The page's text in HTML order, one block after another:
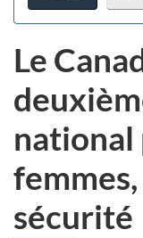
au
je
.
Le
national
sécurité